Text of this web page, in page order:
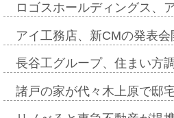
ロゴスホールディングス、
アイ工務店、新CMの発表
長谷工グループ、住まい方
諸戸の家が代々木上原で邸